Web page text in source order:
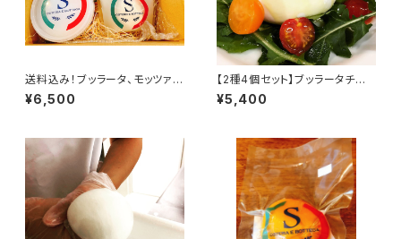
送料込み！ブッラータ、モッツァレ
ラ、厳選オリーブオイルセット
¥6,500
【2種4個セット】ブッラータチー
ズ2個、モッツァレラチーズ2個
¥5,400